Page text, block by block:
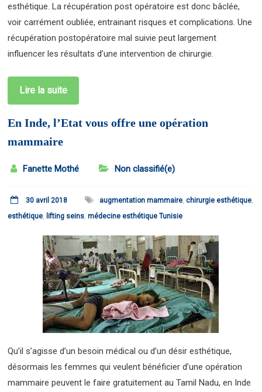
esthétique. La récupération post opératoire est donc bâclée,
voir carrément oubliée, entrainant risques et complications. Une
récupération postopératoire mal suivie peut largement
influencer les résultats d’une intervention de chirurgie.
Lire la suite
En Inde, l’Etat vous offre une opération
mammaire
Fanette Mothé Non classifié(e)
30 avril 2018 augmentation mammaire ,chirurgie esthétique
esthétique
lifting seins ,médecine esthétique Tunisie
Qu’il s’agisse d’un besoin médical ou d’un désir esthétique,
désormais les femmes qui veulent bénéficier d’une opération
mammaire peuvent le faire gratuitement au Tamil Nadu, en Inde